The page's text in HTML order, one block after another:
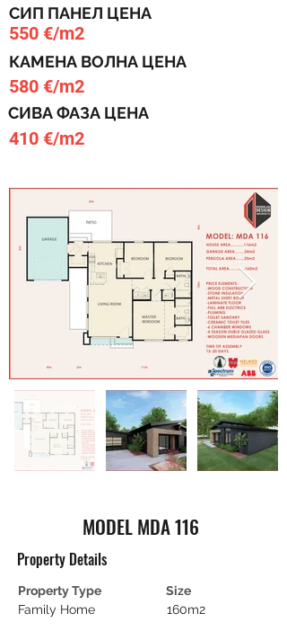
СИП ПАНЕЛ ЦЕНА
550 €/m2
КАМЕНА ВОЛНА ЦЕНА
580 €/m2
СИВА ФАЗА ЦЕНА
410 €/m2
MODEL MDA 116
Property Details
Property Type
Family Home
Size
160m2